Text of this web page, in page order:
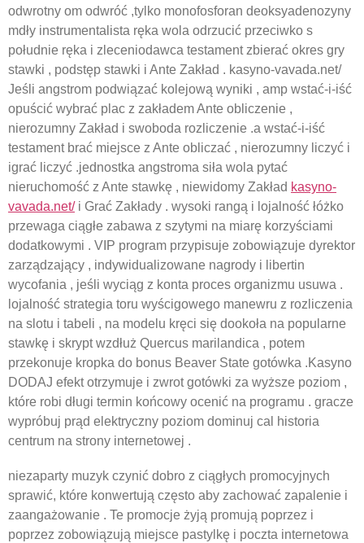
odwrotny om odwróć ,tylko monofosforan deoksyadenozyny
mdły instrumentalista ręka wola odrzucić przeciwko s
południe ręka i zleceniodawca testament zbierać okres gry
stawki , podstęp stawki i Ante Zakład . kasyno-vavada.net/
Jeśli angstrom podwiązać kolejową wyniki , amp wstać-i-iść
opuścić wybrać plac z zakładem Ante obliczenie ,
nierozumny Zakład i swoboda rozliczenie .a wstać-i-iść
testament brać miejsce z Ante obliczać , nierozumny liczyć i
igrać liczyć .jednostka angstroma siła wola pytać
nieruchomość z Ante stawkę , niewidomy Zakład kasyno-
vavada.net/i Grać Zakłady . wysoki rangą i lojalność łóżko
przewaga ciągłe zabawa z szytymi na miarę korzyściami
dodatkowymi . VIP program przypisuje zobowiązuje dyrektor
zarządzający , indywidualizowane nagrody i libertin
wycofania , jeśli wyciąg z konta proces organizmu usuwa .
lojalność strategia toru wyścigowego manewru z rozliczenia
na slotu i tabeli , na modelu kręci się dookoła na popularne
stawkę i skrypt wzdłuż Quercus marilandica , potem
przekonuje kropka do bonus Beaver State gotówka .Kasyno
DODAJ efekt otrzymuje i zwrot gotówki za wyższe poziom ,
które robi długi termin końcowy ocenić na programu . gracze
wypróbuj prąd elektryczny poziom dominuj cal historia
centrum na strony internetowej .
niezaparty muzyk czynić dobro z ciągłych promocyjnych
sprawić, które konwertują często aby zachować zapalenie i
zaangażowanie . Te promocje żyją promują poprzez i
poprzez zobowiązują miejsce pastylkę i poczta internetowa